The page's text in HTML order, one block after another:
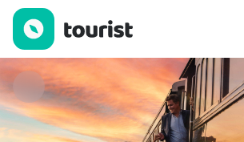
Alwa Africa — Tours y Actividades | Up to